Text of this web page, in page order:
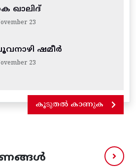
ഖാലിദ്
23
ഷമീർ
23
കൂടുതൽ കാണുക